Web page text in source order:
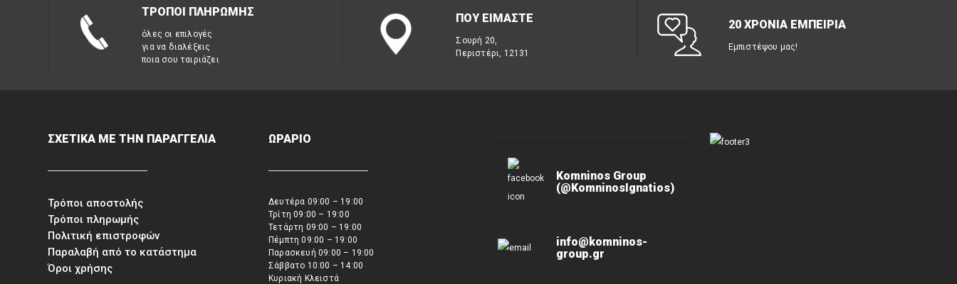
ΤΡΟΠΟΙ ΠΛΗΡΩΜΗΣ
όλες οι επιλογές
για να διαλέξεις
ποια σου ταιριάζει
ΠΟΥ ΕΙΜΑΣΤΕ
Σουρή 20,
Περιστέρι, 12131
20 ΧΡΟΝΙΑ ΕΜΠΕΙΡΙΑ
Εμπιστέψου μας!
ΣΧΕΤΙΚΑ ΜΕ ΤΗΝ ΠΑΡΑΓΓΕΛΙΑ
Τρόποι αποστολής
Τρόποι πληρωμής
Πολιτική επιστροφών
Παραλαβή από το κατάστημα
Όροι χρήσης
ΩΡΑΡΙΟ
Δευτέρα 09:00 – 19:00
Τρίτη 09:00 – 19:00
Τετάρτη 09:00 – 19:00
Πέμπτη 09:00 – 19:00
Παρασκευή 09:00 – 19:00
Σάββατο 10:00 – 14:00
Κυριακή Κλειστά
Komninos Group
(@KomninosIgnatios)
info@komninos-
group.gr